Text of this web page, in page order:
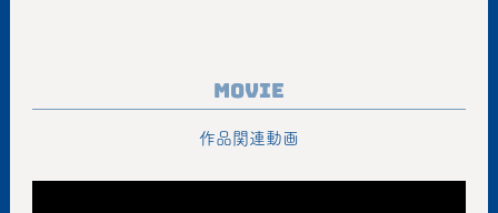
Movie
作品関連動画